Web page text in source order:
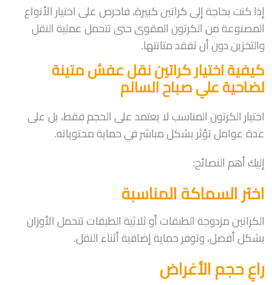
إذا كنت بحاجة إلى كراتين كبيرة، فاحرص على اختيار الأنواع
المصنوعة من الكرتون المقوى حتى تتحمل عملية النقل
والتخزين دون أن تفقد متانتها.
كيفية اختيار كراتين نقل عفش متينة
لضاحية علي صباح السالم
اختيار الكرتون المناسب لا يعتمد على الحجم فقط، بل على
عدة عوامل تؤثر بشكل مباشر في حماية محتوياته.
إليك أهم النصائح:
اختر السماكة المناسبة
الكراتين مزدوجة الطبقات أو ثلاثية الطبقات تتحمل الأوزان
بشكل أفضل، وتوفر حماية إضافية أثناء النقل.
راعِ حجم الأغراض